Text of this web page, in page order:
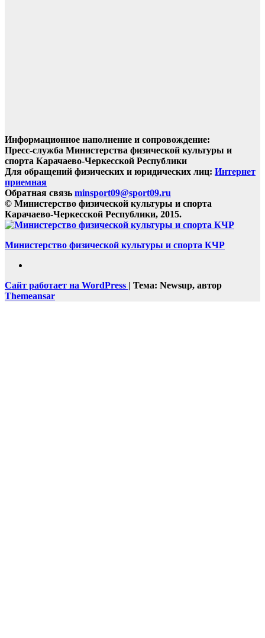
Информационное наполнение и сопровождение:
Пресс-служба Министерства физической культуры и
спорта Карачаево-Черкесской Республики
Для обращений физических и юридических лиц: Интернет
приемная
Обратная связь minsport09@sport09.ru
© Министерство физической культуры и спорта
Карачаево-Черкесской Республики, 2015.
Министерство физической культуры и спорта КЧР
Сайт работает на WordPress | Тема: Newsup, автор
Themeansar